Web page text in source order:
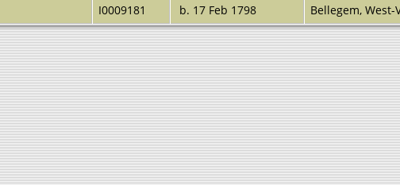
I0009181 b. 17 Feb 1798 Bellegem,